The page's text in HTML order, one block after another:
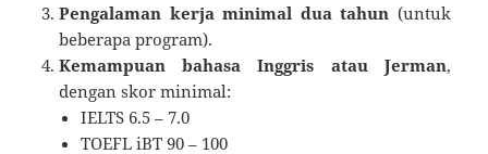
Pengalaman kerja minimal dua tahun (untuk
beberapa program).
Kemampuan bahasa Inggris atau Jerman,
dengan skor minimal:
IELTS 6.5 – 7.0
TOEFL iBT 90 – 100